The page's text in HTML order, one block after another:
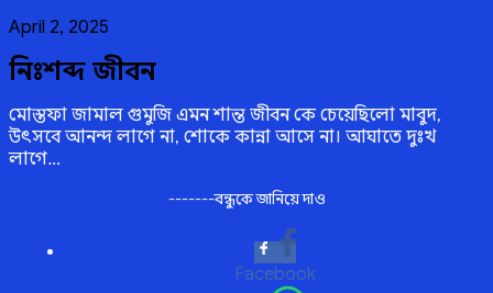
Posted
April 2, 2025
নিঃশব্দ জীবন
মোস্তফা জামাল গুমুজি এমন শান্ত জীবন কে চেয়েছিলো মাবুদ,
উৎসবে আনন্দ লাগে না, শোকে কান্না আসে না। আঘাতে দুঃখ
লাগে…
-------বন্ধুকে জানিয়ে দাও
Facebook